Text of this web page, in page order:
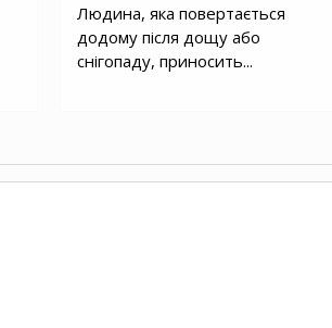
Людина, яка повертається
додому після дощу або
снігопаду, приносить...